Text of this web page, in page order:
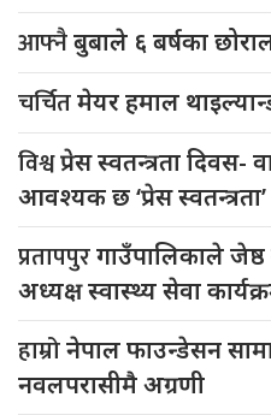
आफ्नैबुबाले ६ बर्षका
चर्चितमेयर हमाल
विश्वप्रेस स्वतन्त्रता दिवस-
आवश्यक छ ‘प्रेस स्वतन्त्रता’
प्रतापपुरगाउँपालिकाले
अध्यक्ष स्वास्थ्य सेवा
हाम्रोनेपाल फाउन्डेसन
नवलपरासीमै अग्रणी